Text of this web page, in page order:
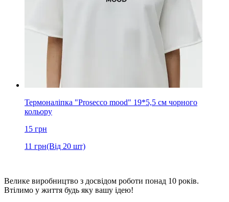
Термоналіпка "Prosecco mood" 19*5,5 см чорного
кольору
15 грн
11 грн(Від 20 шт)
Велике виробництво з досвідом роботи понад 10 років.
Втілимо у життя будь яку вашу ідею!